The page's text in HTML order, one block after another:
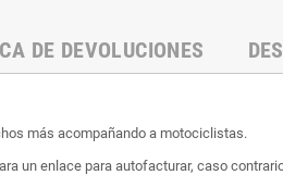
DE DEVOLUCIONES
más acompañando a motociclistas.
un enlace para autofacturar, caso